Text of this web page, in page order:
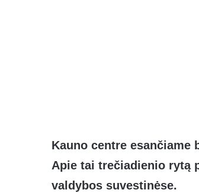
Kauno centre esančiame
Apie tai trečiadienio rytą
valdybos suvestinėse.